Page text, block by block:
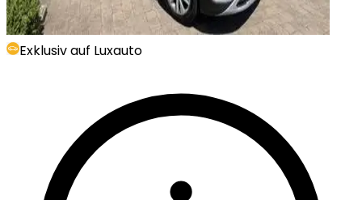
Exklusiv auf Luxauto